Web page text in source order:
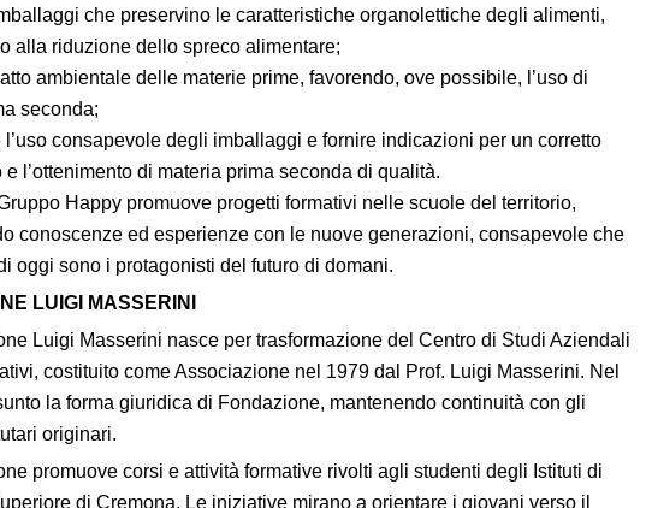
che preservino le caratteristiche organolettiche degli alimenti,
alla riduzione dello spreco alimentare;
ambientale delle materie prime, favorendo, ove possibile, l’uso di
seconda;
l’uso consapevole degli imballaggi e fornire indicazioni per un corretto
e l’ottenimento di materia prima seconda di qualità.
Happy promuove progetti formativi nelle scuole del territorio,
conoscenze ed esperienze con le nuove generazioni, consapevole che
oggi sono i protagonisti del futuro di domani.
LUIGI MASSERINI
Luigi Masserini nasce per trasformazione del Centro di Studi Aziendali
costituito come Associazione nel 1979 dal Prof. Luigi Masserini. Nel
la forma giuridica di Fondazione, mantenendo continuità con gli
originari.
promuove corsi e attività formative rivolti agli studenti degli Istituti di
di Cremona. Le iniziative mirano a orientare i giovani verso il